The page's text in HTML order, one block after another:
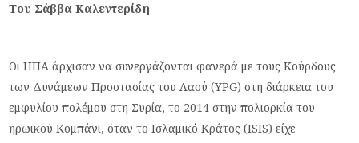
Του Σάββα Καλεντερίδη
Οι ΗΠΑ άρχισαν να συνεργάζονται φανερά με τους Κούρδους
των Δυνάμεων Προστασίας του Λαού (YPG) στη διάρκεια του
εμφυλίου πολέμου στη Συρία, το 2014 στην πολιορκία του
ηρωικού Κομπάνι, όταν το Ισλαμικό Κράτος (ISIS) είχε